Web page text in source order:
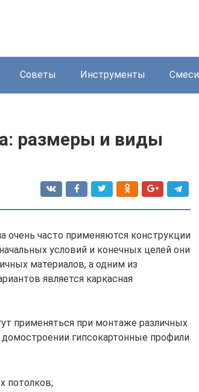
Советы Инструменты Смеси
размеры и виды
очень часто применяются конструкции
условий и конечных целей они
материалов, а одним из
является каркасная
применяться при монтаже различных
гипсокартонные профили
потолков;